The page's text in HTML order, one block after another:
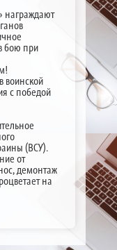
награждают
бою при
воинской
с победой
(ВСУ).
от
демонтаж
на